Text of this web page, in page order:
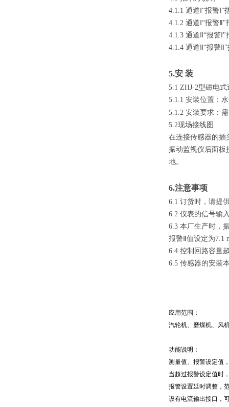
4.1.1 通道Ⅰ“报警
4.1.2 通道Ⅰ“报警
4.1.3 通道Ⅱ“报警
4.1.4 通道Ⅱ“报警
5.安 装
5.1 ZHJ-2型磁电式
5.1.1 安装位置：
5.1.2 安装要求：
5.2现场接线图
在连接传感器的插
振动监视仪后面板
地。
6.注意事项
6.1 订货时，请提
6.2 仪表的信号输
6.3 本厂生产时，
报警Ⅱ值设定为7.1
6.4 控制回路容量
6.5 传感器的安装
应用范围：
汽轮机、磨煤机、风
功能说明：
测量值、报警设定值
当超过报警设定值时
报警设置延时调整，
设有电流输出接口，